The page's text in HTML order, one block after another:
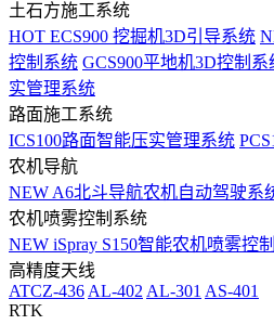
土石方施工系统
HOT ECS900 挖掘机3D引导系统
控制系统 GCS900平地机3D控制系
实管理系统
路面施工系统
ICS100路面智能压实管理系统
农机导航
NEW A6北斗导航农机自动驾驶系
农机喷雾控制系统
NEW iSpray S150智能农机喷雾控
高精度天线
ATCZ-436 AL-402 AL-301 AS-401
RTK